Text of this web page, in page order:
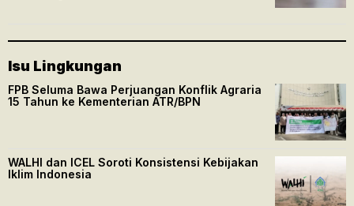
Isu Lingkungan
FPB Seluma Bawa Perjuangan Konflik Agraria
15 Tahun ke Kementerian ATR/BPN
WALHI dan ICEL Soroti Konsistensi Kebijakan
Iklim Indonesia